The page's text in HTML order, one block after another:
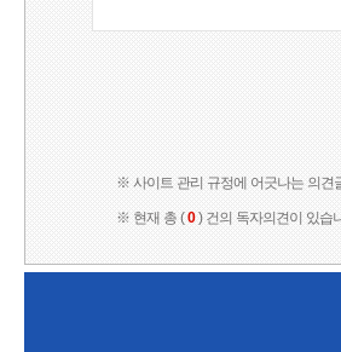
※ 사이트 관리 규정에 어긋나는 의견
※ 현재 총 (0) 건의 독자의견이 있습